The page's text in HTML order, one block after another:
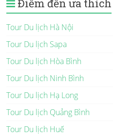
Điểm đến ưa thích
Tour Du lịch Hà Nội
Tour Du lịch Sapa
Tour Du lịch Hòa Bình
Tour Du lịch Ninh Bình
Tour Du lịch Hạ Long
Tour Du lịch Quảng Bình
Tour Du lịch Huế